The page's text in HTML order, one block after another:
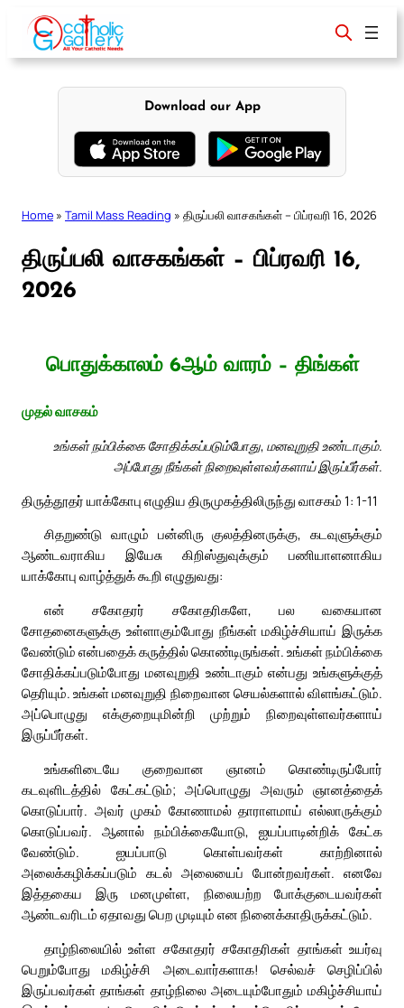
content
Download our App
Home » Tamil Mass Reading » திருப்பலி வாசகங்கள் – பிப்ரவரி 16, 2026
திருப்பலி வாசகங்கள் – பிப்ரவரி 16,
2026
பொதுக்காலம் 6ஆம் வாரம் – திங்கள்
முதல் வாசகம்
உங்கள் நம்பிக்கை சோதிக்கப்படும்போது, மனவுறுதி உண்டாகும்.
அப்போது நீங்கள் நிறைவுள்ளவர்களாய் இருப்பீர்கள்.
திருத்தூதர் யாக்கோபு எழுதிய திருமுகத்திலிருந்து வாசகம் 1: 1-11
சிதறுண்டு வாழும் பன்னிரு குலத்தினருக்கு, கடவுளுக்கும்
ஆண்டவராகிய இயேசு கிறிஸ்துவுக்கும் பணியாளனாகிய
யாக்கோபு வாழ்த்துக் கூறி எழுதுவது:
என் சகோதரர் சகோதரிகளே, பல வகையான
சோதனைகளுக்கு உள்ளாகும்போது நீங்கள் மகிழ்ச்சியாய் இருக்க
வேண்டும் என்பதைக் கருத்தில் கொண்டிருங்கள். உங்கள் நம்பிக்கை
சோதிக்கப்படும்போது மனவுறுதி உண்டாகும் என்பது உங்களுக்குத்
தெரியும். உங்கள் மனவுறுதி நிறைவான செயல்களால் விளங்கட்டும்.
அப்பொழுது எக்குறையுமின்றி முற்றும் நிறைவுள்ளவர்களாய்
இருப்பீர்கள்.
உங்களிடையே குறைவான ஞானம் கொண்டிருப்போர்
கடவுளிடத்தில் கேட்கட்டும்; அப்பொழுது அவரும் ஞானத்தைக்
கொடுப்பார். அவர் முகம் கோணாமல் தாராளமாய் எல்லாருக்கும்
கொடுப்பவர். ஆனால் நம்பிக்கையோடு, ஐயப்பாடின்றிக் கேட்க
வேண்டும். ஐயப்பாடு கொள்பவர்கள் காற்றினால்
அலைக்கழிக்கப்படும் கடல் அலையைப் போன்றவர்கள். எனவே
இத்தகைய இரு மனமுள்ள, நிலையற்ற போக்குடையவர்கள்
ஆண்டவரிடம் ஏதாவது பெற முடியும் என நினைக்காதிருக்கட்டும்.
தாழ்நிலையில் உள்ள சகோதரர் சகோதரிகள் தாங்கள் உயர்வு
பெறும்போது மகிழ்ச்சி அடைவார்களாக! செல்வச் செழிப்பில்
இருப்பவர்கள் தாங்கள் தாழ்நிலை அடையும்போதும் மகிழ்ச்சியாய்